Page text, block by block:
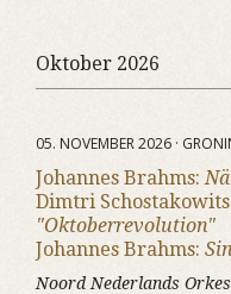
Oktober 2026
05. NOVEMBER 2026 ·
Johannes Brahms:
Dimtri
"Oktoberrevolution"
Johannes Brahms:
Noord Nederlands